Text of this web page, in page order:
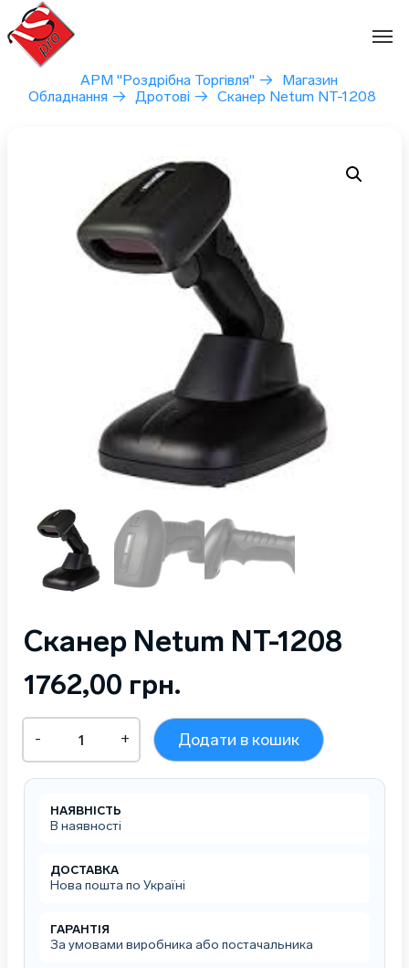
Перейти
вмісту
АРМ "Роздрібна Торгівля" →
Магазин
Обладнання → Дротові → Сканер Netum NT-1208
Сканер Netum NT-1208
1762,00 грн.
Сканер
Netum
NT-
1208
- + Додати в кошик
НАЯВНІСТЬ
В наявності
ДОСТАВКА
Нова пошта по Україні
ГАРАНТІЯ
За умовами виробника або постачальника